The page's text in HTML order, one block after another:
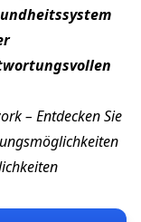
– Entdecken Sie